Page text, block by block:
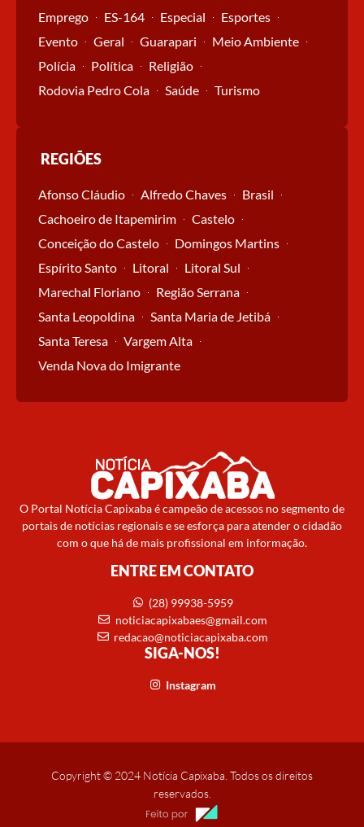
Emprego
ES-164 Especial
Esportes
Evento
Geral Guarapari
Meio Ambiente
Polícia
Política
Religião
Rodovia Pedro Cola
Saúde Turismo
REGIÕES
Afonso Cláudio Alfredo Chaves
Brasil
Cachoeiro de Itapemirim
Castelo
Conceição do Castelo
Domingos Martins
Espírito Santo
Litoral
Litoral Sul
Marechal Floriano
Região Serrana
Santa Leopoldina
Santa Maria de Jetibá
Santa Teresa
Vargem Alta
Venda Nova do Imigrante
O Portal Notícia Capixaba é campeão de acessos no segmento de
portais de notícias regionais e se esforça para atender o cidadão
com o que há de mais profissional em informação.
ENTRE EM CONTATO
(28) 99938-5959
noticiacapixabaes@gmail.com
redacao@noticiacapixaba.com
SIGA-NOS!
Instagram
Copyright © 2024 Notícia Capixaba. Todos os direitos
reservados.